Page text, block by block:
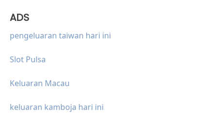
ADS
pengeluaran taiwan hari ini
Slot Pulsa
Keluaran Macau
keluaran kamboja hari ini